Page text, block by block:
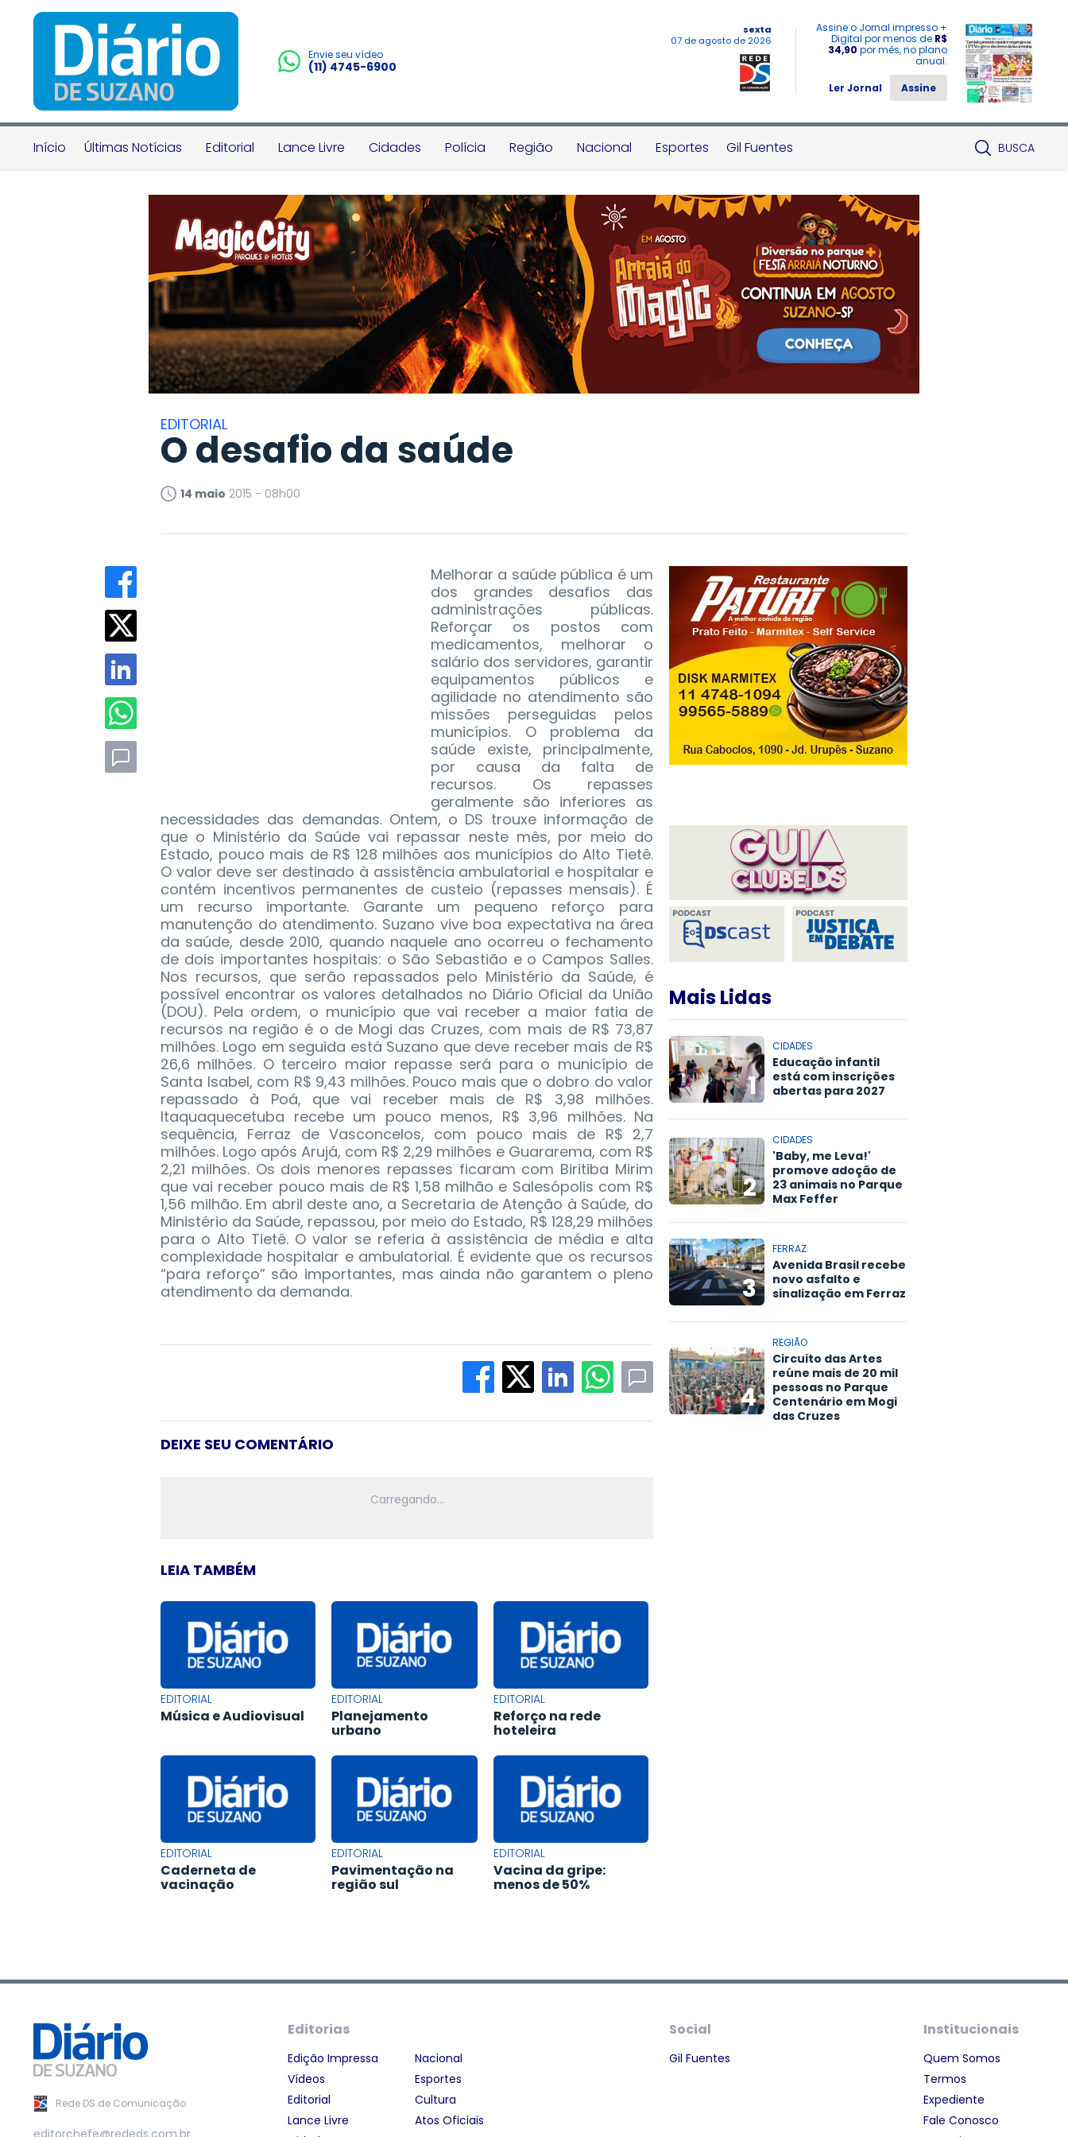
Envie seu vídeo
(11) 4745-6900
sexta
07 de agosto de 2026
Assine o Jornal impresso +
Digital por menos de R$
34,90 por mês, no plano
anual.
Ler Jornal
Assine
Início Últimas Notícias Editorial Lance Livre Cidades Polícia Região Nacional Esportes Gil Fuentes BUSCA
EDITORIAL
O desafio da saúde
14 maio 2015 - 08h00
Melhorar a saúde pública é um
dos grandes desafios das
administrações públicas.
Reforçar os postos com
medicamentos, melhorar o
salário dos servidores, garantir
equipamentos públicos e
agilidade no atendimento são
missões perseguidas pelos
municípios. O problema da
saúde existe, principalmente,
por causa da falta de
recursos. Os repasses
geralmente são inferiores as
necessidades das demandas. Ontem, o DS trouxe informação de
que o Ministério da Saúde vai repassar neste mês, por meio do
Estado, pouco mais de R$ 128 milhões aos municípios do Alto Tietê.
O valor deve ser destinado à assistência ambulatorial e hospitalar e
contém incentivos permanentes de custeio (repasses mensais). É
um recurso importante. Garante um pequeno reforço para
manutenção do atendimento. Suzano vive boa expectativa na área
da saúde, desde 2010, quando naquele ano ocorreu o fechamento
de dois importantes hospitais: o São Sebastião e o Campos Salles.
Nos recursos, que serão repassados pelo Ministério da Saúde, é
possível encontrar os valores detalhados no Diário Oficial da União
(DOU). Pela ordem, o município que vai receber a maior fatia de
recursos na região é o de Mogi das Cruzes, com mais de R$ 73,87
milhões. Logo em seguida está Suzano que deve receber mais de R$
26,6 milhões. O terceiro maior repasse será para o município de
Santa Isabel, com R$ 9,43 milhões. Pouco mais que o dobro do valor
repassado à Poá, que vai receber mais de R$ 3,98 milhões.
Itaquaquecetuba recebe um pouco menos, R$ 3,96 milhões. Na
sequência, Ferraz de Vasconcelos, com pouco mais de R$ 2,7
milhões. Logo após Arujá, com R$ 2,29 milhões e Guararema, com R$
2,21 milhões. Os dois menores repasses ficaram com Biritiba Mirim
que vai receber pouco mais de R$ 1,58 milhão e Salesópolis com R$
1,56 milhão. Em abril deste ano, a Secretaria de Atenção à Saúde, do
Ministério da Saúde, repassou, por meio do Estado, R$ 128,29 milhões
para o Alto Tietê. O valor se referia à assistência de média e alta
complexidade hospitalar e ambulatorial. É evidente que os recursos
“para reforço” são importantes, mas ainda não garantem o pleno
atendimento da demanda.
DEIXE SEU COMENTÁRIO
LEIA TAMBÉM
EDITORIAL
Música e Audiovisual
EDITORIAL
Planejamento
urbano
EDITORIAL
Reforço na rede
hoteleira
EDITORIAL
Caderneta de
vacinação
EDITORIAL
Pavimentação na
região sul
EDITORIAL
Vacina da gripe:
menos de 50%
Mais Lidas
1
CIDADES
Educação infantil
está com inscrições
abertas para 2027
2
CIDADES
'Baby, me Leva!'
promove adoção de
23 animais no Parque
Max Feffer
3
FERRAZ
Avenida Brasil recebe
novo asfalto e
sinalização em Ferraz
4
REGIÃO
Circuito das Artes
reúne mais de 20 mil
pessoas no Parque
Centenário em Mogi
das Cruzes
Rede DS de Comunicação
Editorias
Edição Impressa
Vídeos
Editorial
Lance Livre
Nacional
Esportes
Cultura
Atos Oficiais
Social
Gil Fuentes
Institucionais
Quem Somos
Termos
Expediente
Fale Conosco